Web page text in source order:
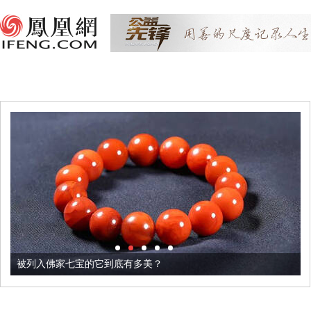
被列入佛家七宝的它到底有多美？